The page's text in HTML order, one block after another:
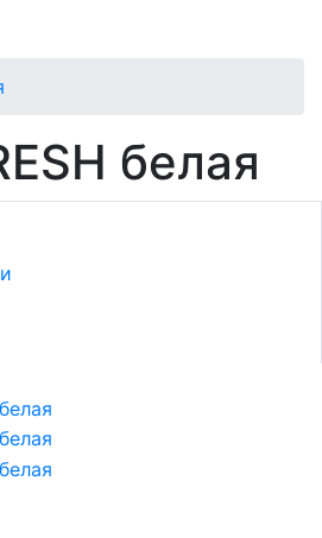
белая